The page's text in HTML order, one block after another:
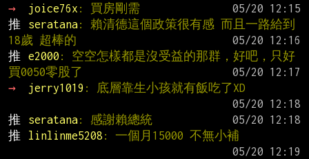
→
joice76x : 買房剛需
推
seratana: 賴清德這個政策很有感 而且一路給到
18歲 超棒的
推
e2000 : 空空怎樣都是沒受益的那群，好吧，只好
買0050零股了
→
jerry1019 : 底層靠生小孩就有飯吃了XD
推
seratana: 感謝賴總統
推
linlinme5208 : 一個月15000 不無小補